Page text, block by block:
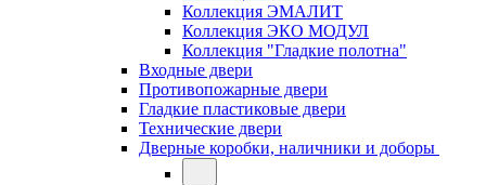
Коллекция ЭМАЛИТ
Коллекция ЭКО МОДУЛ
Коллекция "Гладкие полотна"
Входные двери
Противопожарные двери
Гладкие пластиковые двери
Технические двери
Дверные коробки, наличники и доборы